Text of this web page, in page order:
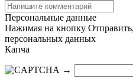
Персональные данные
Нажимая на кнопку
персональных данных
Капча
→